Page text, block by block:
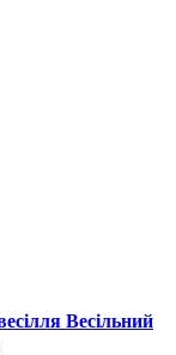
Весільний